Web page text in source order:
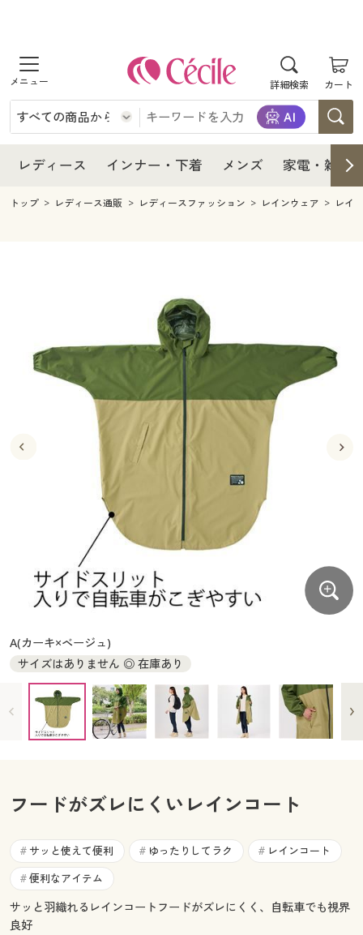
詳細検索 カート
商品を探す
レディース
レディースファッション
インナー・下着
インナー・下着通販すべて
ジュニア・ティーンズ下着
メンズ
キッチン・雑貨・日用品
寝具・インテリア・家具通販すべて
家具・収納
カーテン・ラグ・ファブリック
美容・健康通販すべて
美容・健康・サプリメント
制服・スクール
制服・スクールすべて
ジュニア・ティーンズ下着
大きいサイズ
大きいサイズ通販すべて
大きいサイズ レディース服
大きいサイズ レディース下着
大きいサイズ メンズ
大きいサイズ 事務・制服
シークレットセール
商品カテゴリ一覧
カタログ
カタログ・チラシからのご注文
デジタルカタログ
カタログ無料プレゼント
マイページ
閲覧履歴
お気に入り
レディース インナー・下着 メンズ 家電・雑貨
レディース
レディース通販すべて
レディースファッション
インナー・下着
インナー・下着通販すべて
メンズ
寝具・ベッド
カーテン・ラグ・ファブリック
美容・健康・サプリメント
制服・スクールすべて
ジュニア・ティーンズ下着
大きいサイズ
大きいサイズ通販すべて
大きいサイズ レディース服
大きいサイズ レディース下着
大きいサイズ メンズ
大きいサイズ 事務・制服
バーゲンセール
シークレットセール
商品カテゴリ一覧
カタログ・チラシからのご注文
カタログ無料プレゼント
会員メニュー
閲覧履歴
お気に入り
サポート
ご利用ガイド
トップ レディース通販 レディースファッション レインウェア レイ
A(カーキ×ベージュ)
サイズはありません ◎ 在庫あり
フードがズレにくいレインコート
# サッと使えて便利 # ゆったりしてラク # レインコート
# 便利なアイテム
サッと羽織れるレインコートフードがズレにくく、自転車でも視界
良好